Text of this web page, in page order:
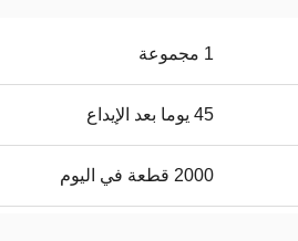
1 مجموعة
45 يوما بعد الإيداع
2000 قطعة في اليوم